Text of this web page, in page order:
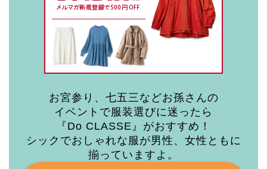
お宮参り、七五三などお孫さんの
イベントで服装選びに迷ったら
『Do CLASSE』がおすすめ！
シックでおしゃれな服が男性、女性ともに
揃っていますよ。